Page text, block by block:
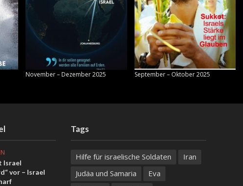
November – Dezember 2025 September – Oktober 2025
Israel
vor – Israel
Tags
Hilfe für israelische Soldaten
Iran
Judäa und Samaria
Eva